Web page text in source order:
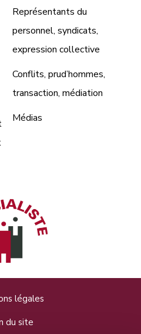
Représentants du
personnel, syndicats,
expression collective
Conflits, prud’hommes,
transaction, médiation
Médias
légales
du site